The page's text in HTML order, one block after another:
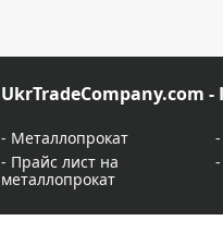
UkrTradeCompany.com
- Металлопрокат -
- Прайс лист на
металлопрокат
-